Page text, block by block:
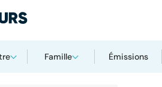
Famille Émissions